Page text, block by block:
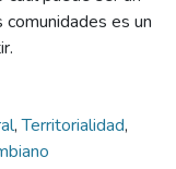
es un
,Territorialidad,